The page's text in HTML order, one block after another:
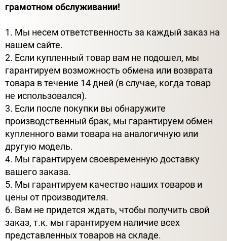
грамотном обслуживании!
1. Мы несем ответственность за каждый заказ на
нашем сайте.
2. Если купленный товар вам не подошел, мы
гарантируем возможность обмена или возврата
товара в течение 14 дней (в случае, когда товар
не использовался).
3. Если после покупки вы обнаружите
производственный брак, мы гарантируем обмен
купленного вами товара на аналогичную или
другую модель.
4. Мы гарантируем своевременную доставку
вашего заказа.
5. Мы гарантируем качество наших товаров и
цены от производителя.
6. Вам не придется ждать, чтобы получить свой
заказ, т.к. мы гарантируем наличие всех
представленных товаров на складе.